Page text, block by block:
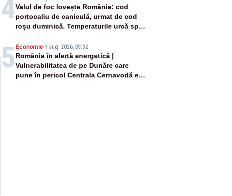
4Valul de foc lovește România: cod
portocaliu de caniculă, urmat de cod
roșu duminică. Temperaturile urcă spre
40°C
5 Economie-1 aug. 2026, 09:32
România în alertă energetică |
Vulnerabilitatea de pe Dunăre care
pune în pericol Centrala Cernavodă era